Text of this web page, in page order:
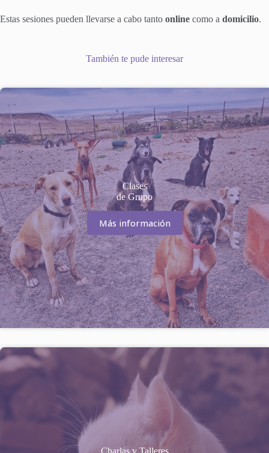
Estas sesiones pueden llevarse a cabo tanto online como a domicilio.
También te pude interesar
Clases
de Grupo
Más información
Charlas y Talleres